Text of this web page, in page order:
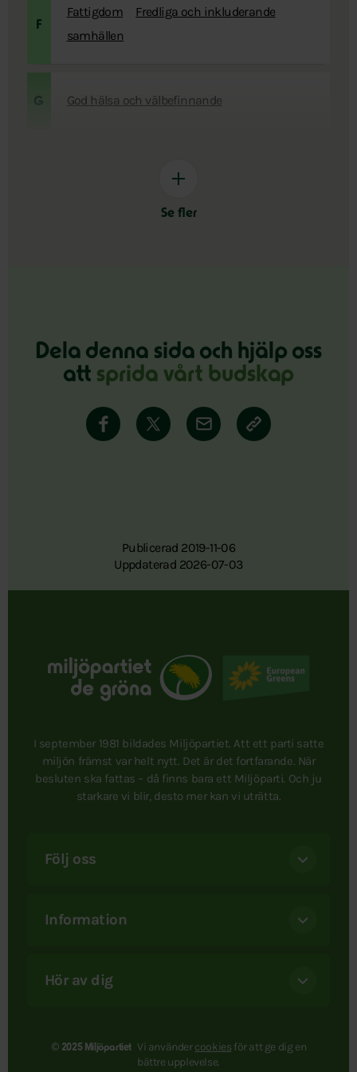
F
Fattigdom
Fredliga och inkluderande
samhällen
G God hälsa och välbefinnande
Se fler
Dela denna sida och hjälp oss
att sprida vårt budskap
Publicerad 2019-11-06
Uppdaterad 2026-07-03
I september 1981 bildades Miljöpartiet. Att ett parti satte
miljön främst var helt nytt. Det är det fortfarande. När
besluten ska fattas – då finns bara ett Miljöparti. Och ju
starkare vi blir, desto mer kan vi uträtta.
Följ oss
Information
Hör av dig
© 2025 Miljöpartiet Vi användercookies för att ge dig en
bättre upplevelse.